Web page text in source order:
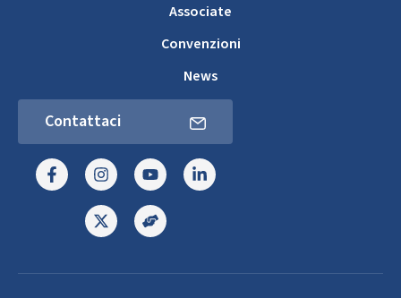
Associate
Convenzioni
News
Contattaci